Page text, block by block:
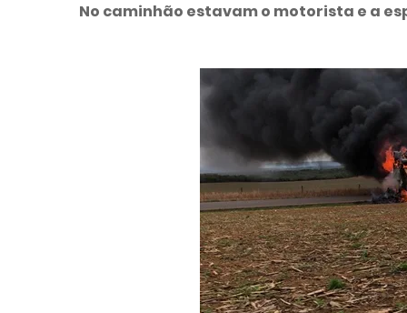
No caminhão estavam o motorista e a